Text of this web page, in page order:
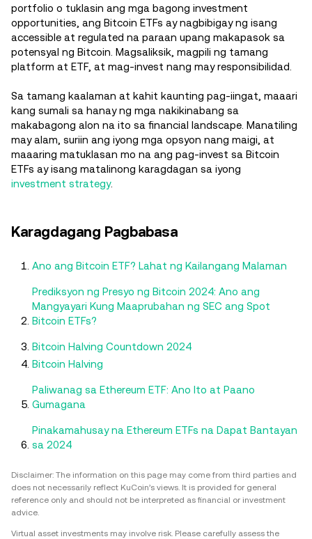
portfolio o tuklasin ang mga bagong investment
opportunities, ang Bitcoin ETFs ay nagbibigay ng isang
accessible at regulated na paraan upang makapasok sa
potensyal ng Bitcoin. Magsaliksik, magpili ng tamang
platform at ETF, at mag-invest nang may responsibilidad.
Sa tamang kaalaman at kahit kaunting pag-iingat, maaari
kang sumali sa hanay ng mga nakikinabang sa
makabagong alon na ito sa financial landscape. Manatiling
may alam, suriin ang iyong mga opsyon nang maigi, at
maaaring matuklasan mo na ang pag-invest sa Bitcoin
ETFs ay isang matalinong karagdagan sa iyong
investment strategy.
Karagdagang Pagbabasa
Ano ang Bitcoin ETF? Lahat ng Kailangang Malaman
Prediksyon ng Presyo ng Bitcoin 2024: Ano ang
Mangyayari Kung Maaprubahan ng SEC ang Spot
Bitcoin ETFs?
Bitcoin Halving Countdown 2024
Bitcoin Halving
Paliwanag sa Ethereum ETF: Ano Ito at Paano
Gumagana
Pinakamahusay na Ethereum ETFs na Dapat Bantayan
sa 2024
Disclaimer: The information on this page may come from third parties and
does not necessarily reflect KuCoin’s views. It is provided for general
reference only and should not be interpreted as financial or investment
advice.
Virtual asset investments may involve risk. Please carefully assess the